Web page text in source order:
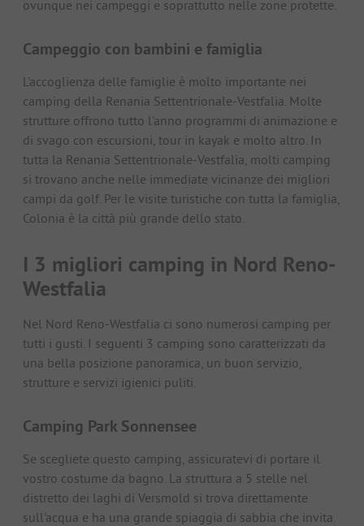
ovunque nei campeggi e soprattutto nelle zone protette.
Campeggio con bambini e famiglia
L'accoglienza delle famiglie è molto importante nei
camping della Renania Settentrionale-Vestfalia. Molte
strutture offrono tutto l'anno programmi di animazione e
di svago con escursioni, tour in kayak e molto altro. In
tutta la Renania Settentrionale-Vestfalia, molti camping
si trovano anche nelle immediate vicinanze dei migliori
campi da golf. Per le visite turistiche con tutta la famiglia,
Colonia è la città più grande dello stato.
I 3 migliori camping in Nord Reno-
Westfalia
Nel Nord Reno-Westfalia ci sono numerosi camping per
tutti i gusti. I seguenti 3 camping sono caratterizzati da
una bella posizione panoramica, un buon servizio,
strutture e servizi igienici puliti.
Camping Park Sonnensee
Se scegliete questo camping, assicuratevi di portare il
vostro costume da bagno. La struttura a 5 stelle nel
distretto dei laghi di Versmold si trova direttamente
sull'acqua e ha una grande spiaggia di sabbia che invita